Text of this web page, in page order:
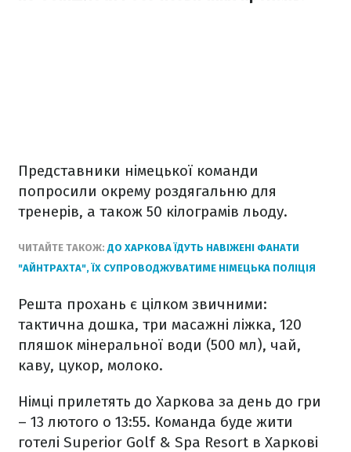
Представники німецької команди
попросили окрему роздягальню для
тренерів, а також 50 кілограмів льоду.
ЧИТАЙТЕ ТАКОЖ: ДО ХАРКОВА ЇДУТЬ НАВІЖЕНІ ФАНАТИ
"АЙНТРАХТА", ЇХ СУПРОВОДЖУВАТИМЕ НІМЕЦЬКА ПОЛІЦІЯ
Решта прохань є цілком звичними:
тактична дошка, три масажні ліжка, 120
пляшок мінеральної води (500 мл), чай,
каву, цукор, молоко.
Німці прилетять до Харкова за день до гри
– 13 лютого о 13:55. Команда буде жити
готелі Superior Golf & Spa Resort в Харкові